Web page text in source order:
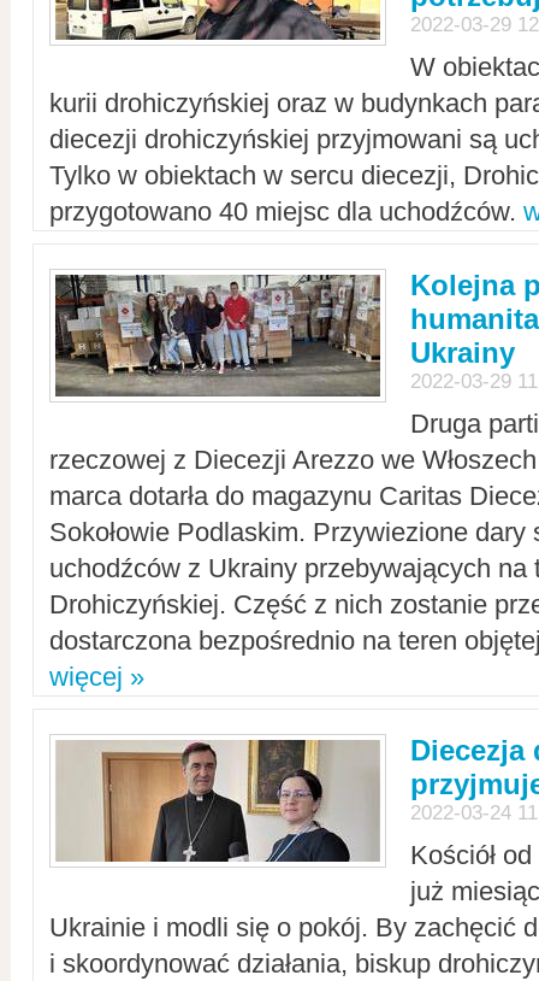
2022-03-29
W
kurii drohiczyńskiej oraz w budynkach
diecezji drohiczyńskiej przyjmowani są
Tylko w obiektach w sercu diecezji,
przygotowano 40 miejsc dla uchodźców.
Kolejna
Ukrainy
2022-03-29
Druga
rzeczowej z Diecezji Arezzo we
marca dotarła do magazynu Caritas
Sokołowie Podlaskim. Przywiezione dary
uchodźców z Ukrainy przebywających na
Drohiczyńskiej. Część z nich zostanie
dostarczona bezpośrednio na teren
więcej »
Diecezja
2022-03-24
Kościół
już
Ukrainie i modli się o pokój. By zachęcić
i skoordynować działania, biskup